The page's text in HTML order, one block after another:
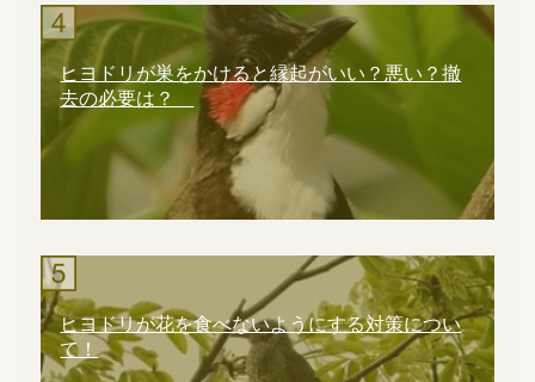
ヒヨドリが巣をかけると縁起がいい？悪い？撤
去の必要は？
ヒヨドリが花を食べないようにする対策につい
て！